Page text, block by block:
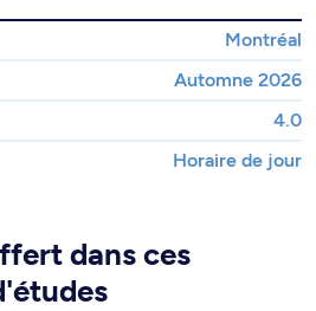
Montréal
Automne 2026
4.0
Horaire de jour
dans ces